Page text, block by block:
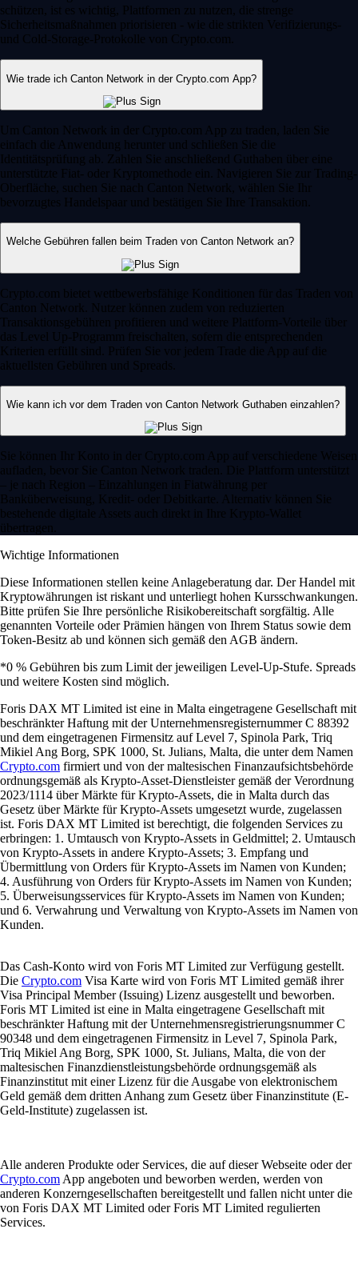
schützen, ist es wichtig, Plattformen zu nutzen, die strenge
Sicherheitsmaßnahmen priorisieren - wie die strikten Verifizierungs-
und Cold-Storage-Protokolle von Crypto.com.
Wie trade ich Canton Network in der Crypto.com App?
Um Canton Network in der Crypto.com App zu traden, laden Sie
einfach die Anwendung herunter und schließen Sie die
Identitätsprüfung ab. Zahlen Sie anschließend Guthaben über eine
unterstützte Fiat- oder Kryptomethode ein. Navigieren Sie zur Trading-
Oberfläche, suchen Sie nach Canton Network, wählen Sie Ihr
bevorzugtes Handelspaar und bestätigen Sie Ihre Transaktion.
Welche Gebühren fallen beim Traden von Canton Network an?
Crypto.com bietet wettbewerbsfähige Konditionen für das Traden von
Canton Network. Nutzer können zudem von reduzierten
Transaktionsgebühren profitieren und weitere Plattform-Vorteile über
das Level Up-Programm freischalten, sofern die entsprechenden
Kriterien erfüllt sind. Prüfen Sie vor jedem Trade die App auf die
aktuellsten Gebühren und Spreads.
Wie kann ich vor dem Traden von Canton Network Guthaben einzahlen?
Sie können Ihr Konto in der Crypto.com App auf verschiedene Weisen
aufladen, bevor Sie Canton Network traden. Die Plattform unterstützt
– je nach Region – Einzahlungen in Fiatwährung per
Banküberweisung, Kredit- oder Debitkarte. Alternativ können Sie
bestehende digitale Assets auch direkt in Ihre Krypto-Wallet
übertragen.
Wichtige Informationen
Diese Informationen stellen keine Anlageberatung dar. Der Handel mit
Kryptowährungen ist riskant und unterliegt hohen Kursschwankungen.
Bitte prüfen Sie Ihre persönliche Risikobereitschaft sorgfältig. Alle
genannten Vorteile oder Prämien hängen von Ihrem Status sowie dem
Token-Besitz ab und können sich gemäß den AGB ändern.
*0 % Gebühren bis zum Limit der jeweiligen Level-Up-Stufe. Spreads
und weitere Kosten sind möglich.
Foris DAX MT Limited ist eine in Malta eingetragene Gesellschaft mit
beschränkter Haftung mit der Unternehmensregisternummer C 88392
und dem eingetragenen Firmensitz auf Level 7, Spinola Park, Triq
Mikiel Ang Borg, SPK 1000, St. Julians, Malta, die unter dem Namen
Crypto.com firmiert und von der maltesischen Finanzaufsichtsbehörde
ordnungsgemäß als Krypto-Asset-Dienstleister gemäß der Verordnung
2023/1114 über Märkte für Krypto-Assets, die in Malta durch das
Gesetz über Märkte für Krypto-Assets umgesetzt wurde, zugelassen
ist. Foris DAX MT Limited ist berechtigt, die folgenden Services zu
erbringen: 1. Umtausch von Krypto-Assets in Geldmittel; 2. Umtausch
von Krypto-Assets in andere Krypto-Assets; 3. Empfang und
Übermittlung von Orders für Krypto-Assets im Namen von Kunden;
4. Ausführung von Orders für Krypto-Assets im Namen von Kunden;
5. Überweisungsservices für Krypto-Assets im Namen von Kunden;
und 6. Verwahrung und Verwaltung von Krypto-Assets im Namen von
Kunden.
Das Cash-Konto wird von Foris MT Limited zur Verfügung gestellt.
Die Crypto.com Visa Karte wird von Foris MT Limited gemäß ihrer
Visa Principal Member (Issuing) Lizenz ausgestellt und beworben.
Foris MT Limited ist eine in Malta eingetragene Gesellschaft mit
beschränkter Haftung mit der Unternehmensregistrierungsnummer C
90348 und dem eingetragenen Firmensitz in Level 7, Spinola Park,
Triq Mikiel Ang Borg, SPK 1000, St. Julians, Malta, die von der
maltesischen Finanzdienstleistungsbehörde ordnungsgemäß als
Finanzinstitut mit einer Lizenz für die Ausgabe von elektronischem
Geld gemäß dem dritten Anhang zum Gesetz über Finanzinstitute (E-
Geld-Institute) zugelassen ist.
Alle anderen Produkte oder Services, die auf dieser Webseite oder der
Crypto.comApp angeboten und beworben werden, werden von
anderen Konzerngesellschaften bereitgestellt und fallen nicht unter die
von Foris DAX MT Limited oder Foris MT Limited regulierten
Services.